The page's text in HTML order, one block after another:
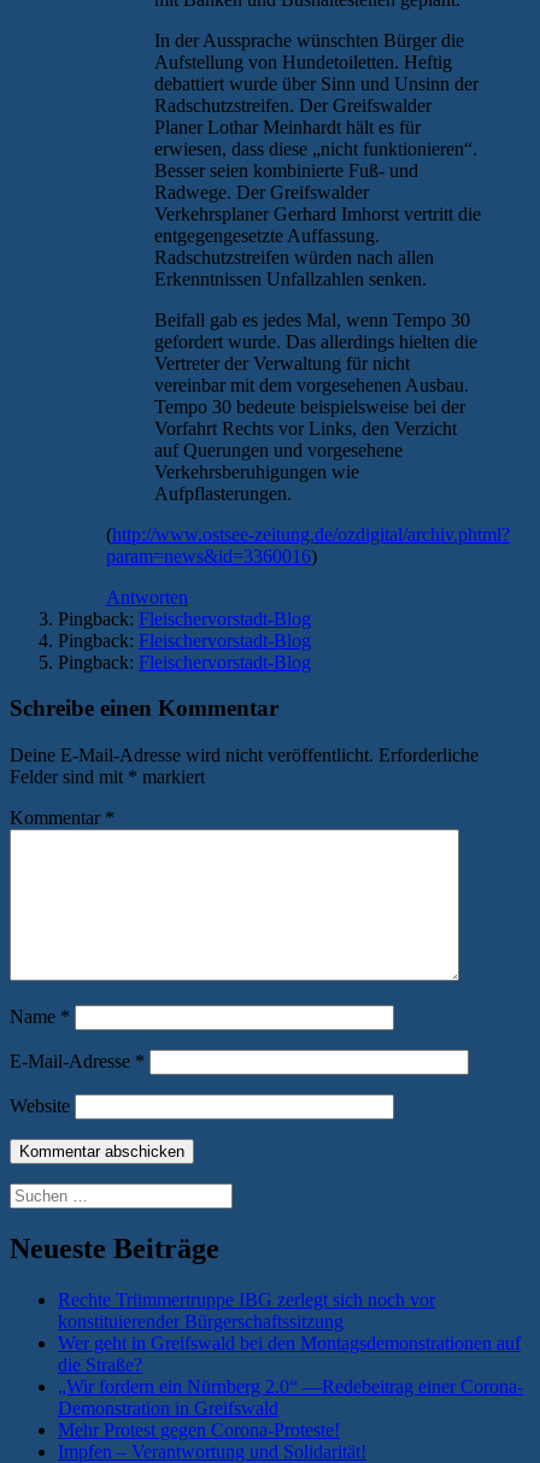
In der Aussprache wünschten Bürger die
Aufstellung von Hundetoiletten. Heftig
debattiert wurde über Sinn und Unsinn der
Radschutzstreifen. Der Greifswalder
Planer Lothar Meinhardt hält es für
erwiesen, dass diese „nicht funktionieren“.
Besser seien kombinierte Fuß- und
Radwege. Der Greifswalder
Verkehrsplaner Gerhard Imhorst vertritt die
entgegengesetzte Auffassung.
Radschutzstreifen würden nach allen
Erkenntnissen Unfallzahlen senken.
Beifall gab es jedes Mal, wenn Tempo 30
gefordert wurde. Das allerdings hielten die
Vertreter der Verwaltung für nicht
vereinbar mit dem vorgesehenen Ausbau.
Tempo 30 bedeute beispielsweise bei der
Vorfahrt Rechts vor Links, den Verzicht
auf Querungen und vorgesehene
Verkehrsberuhigungen wie
Aufpflasterungen.
(http://www.ostsee-zeitung.de/ozdigital/archiv.phtml?
param=news&id=3360016)
Antworten
Pingback: Fleischervorstadt-Blog
Pingback: Fleischervorstadt-Blog
Pingback: Fleischervorstadt-Blog
Schreibe einen Kommentar
Deine E-Mail-Adresse wird nicht veröffentlicht. Erforderliche
Felder sind mit * markiert
Kommentar *
Name *
E-Mail-Adresse *
Website
Suchen
nach:
Neueste Beiträge
Rechte Trümmertruppe IBG zerlegt sich noch vor
konstituierender Bürgerschaftssitzung
Wer geht in Greifswald bei den Montagsdemonstrationen auf
die Straße?
„Wir fordern ein Nürnberg 2.0“ —Redebeitrag einer Corona-
Demonstration in Greifswald
Mehr Protest gegen Corona-Proteste!
Impfen – Verantwortung und Solidarität!